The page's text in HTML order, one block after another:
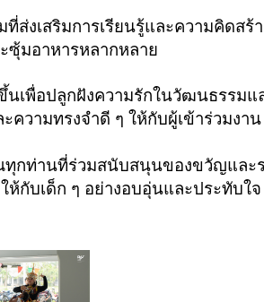
ส่งเสริมการเรียนรู้และความคิดส
ซุ้มอาหารหลากหลาย
นเพื่อปลูกฝังความรักในวัฒนธรรม
ความทรงจำดี ๆ ให้กับผู้เข้าร่วมง
ท่านที่ร่วมสนับสนุนของขวัญและร
ห้กับเด็ก ๆ อย่างอบอุ่นและประทับใ